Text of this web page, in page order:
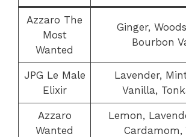
Azzaro The
Most
Wanted
Ginger,
Bourbon
JPG Le Male
Elixir
Lavender,
Vanilla,
Azzaro
Wanted
Lemon,
Cardamom,